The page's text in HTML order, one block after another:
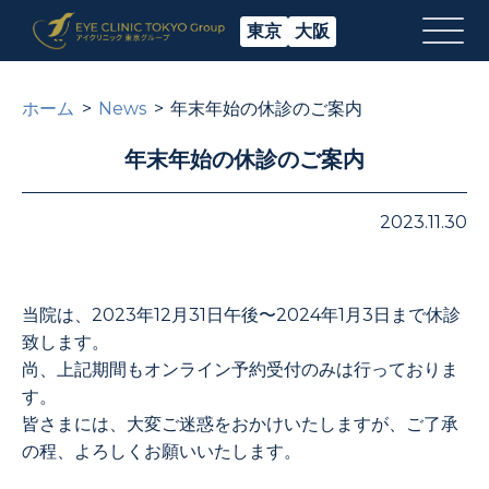
東京 大阪
ホーム News 年末年始の休診のご案内
年末年始の休診のご案内
2023.11.30
当院は、2023年12月31日午後〜2024年1月3日まで休診
致します。
尚、上記期間もオンライン予約受付のみは行っておりま
す。
皆さまには、大変ご迷惑をおかけいたしますが、ご了承
の程、よろしくお願いいたします。